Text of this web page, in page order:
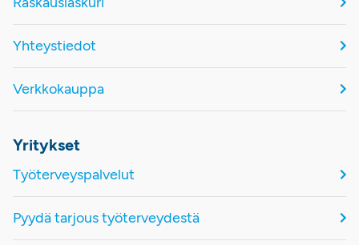
Yhteystiedot
Verkkokauppa
Yritykset
Työterveyspalvelut
Pyydä tarjous työterveydestä